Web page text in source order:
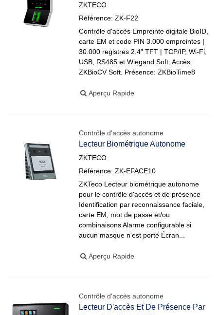
ZKTECO
Référence: ZK-F22
Contrôle d'accès Empreinte digitale BioID,
carte EM et code PIN 3.000 empreintes |
30.000 registres 2.4" TFT | TCP/IP, Wi-Fi,
USB, RS485 et Wiegand Soft. Accès:
ZKBioCV Soft. Présence: ZKBioTime8
Aperçu Rapide
Contrôle d'accès autonome
Lecteur Biométrique Autonome
ZKTECO
Référence: ZK-EFACE10
ZKTeco Lecteur biométrique autonome
pour le contrôle d'accès et de présence
Identification par reconnaissance faciale,
carte EM, mot de passe et/ou
combinaisons Alarme configurable si
aucun masque n'est porté Écran...
Aperçu Rapide
Contrôle d'accès autonome
Lecteur D'accès Et De Présence Par